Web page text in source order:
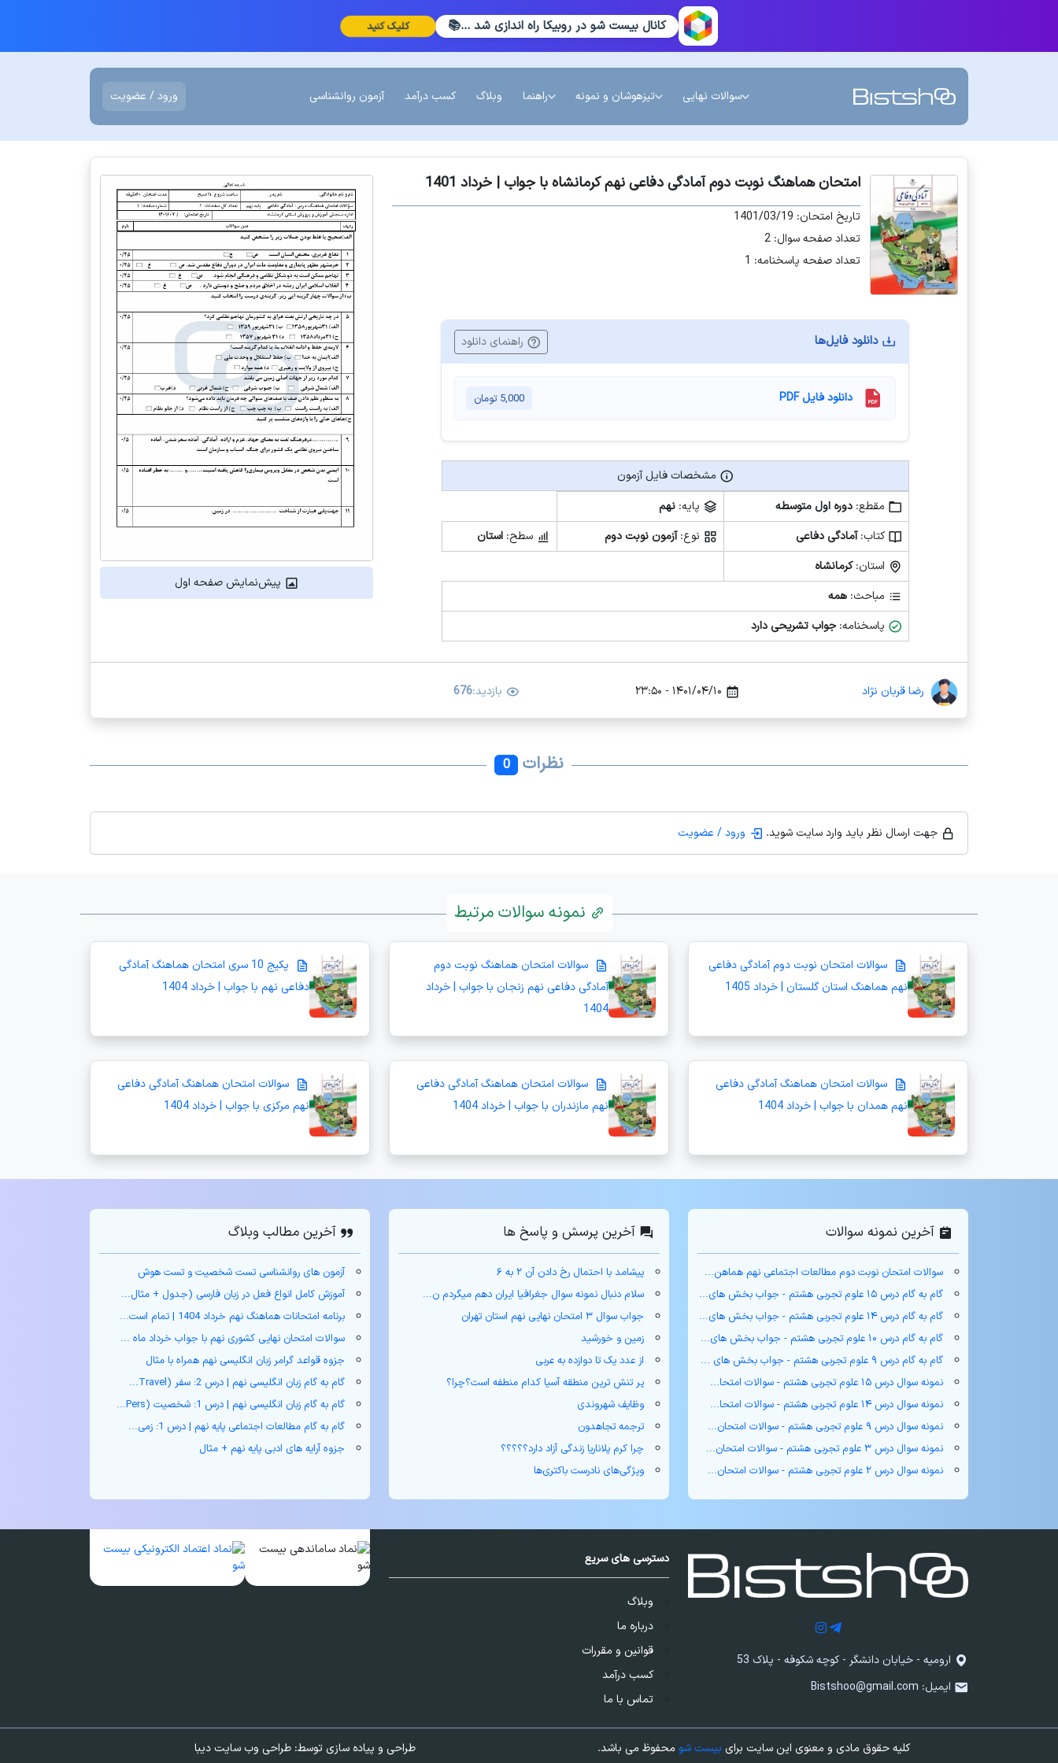
کانال بیست شو در روبیکا راه اندازی شد ...📚 کلیک کنید
سوالات نهایی تیزهوشان و نمونه راهنما وبلاگ کسب درآمد آزمون روانشناسی ورود / عضویت
امتحان هماهنگ نوبت دوم آمادگی دفاعی نهم کرمانشاه با جواب | خرداد 1401
تاریخ امتحان: 1401/03/19
تعداد صفحه سوال: 2
تعداد صفحه پاسخنامه: 1
دانلود فایل‌ها راهنمای دانلود
دانلود فایل PDF 5,000 تومان
مشخصات فایل آزمون
مشخصات فایل آزمون
مقطع: دوره اول متوسطه پایه: نهم
کتاب:آمادگی دفاعی نوع:آزمون نوبت دوم سطح: استان
استان:کرمانشاه
مباحث: همه
پاسخنامه: جواب تشریحی دارد
پیش‌نمایش صفحه اول
رضا قربان نژاد ۱۴۰۱/۰۴/۱۰ - ۲۳:۵۰ بازدید:676
نظرات 0
جهت ارسال نظر باید وارد سایت شوید. ورود / عضویت
نمونه سوالات مرتبط
سوالات امتحان نوبت دوم آمادگی دفاعی
نهم هماهنگ استان گلستان | خرداد 1405
سوالات امتحان هماهنگ نوبت دوم
آمادگی دفاعی نهم زنجان با جواب | خرداد
1404
پکیج 10 سری امتحان هماهنگ آمادگی
دفاعی نهم با جواب | خرداد 1404
سوالات امتحان هماهنگ آمادگی دفاعی
نهم همدان با جواب | خرداد 1404
سوالات امتحان هماهنگ آمادگی دفاعی
نهم مازندران با جواب | خرداد 1404
سوالات امتحان هماهنگ آمادگی دفاعی
نهم مرکزی با جواب | خرداد 1404
آخرین نمونه سوالات
سوالات امتحان نوبت دوم مطالعات اجتماعی نهم هماهن...
گام به گام درس ۱۵ علوم تجربی هشتم - جواب بخش های...
گام به گام درس ۱۴ علوم تجربی هشتم - جواب بخش های...
گام به گام درس ۱۰ علوم تجربی هشتم - جواب بخش های...
گام به گام درس ۹ علوم تجربی هشتم - جواب بخش های ...
نمونه سوال درس ۱۵ علوم تجربی هشتم - سوالات امتحا...
نمونه سوال درس ۱۴ علوم تجربی هشتم - سوالات امتحا...
نمونه سوال درس ۹ علوم تجربی هشتم - سوالات امتحان...
نمونه سوال درس ۳ علوم تجربی هشتم - سوالات امتحان...
نمونه سوال درس ۲ علوم تجربی هشتم - سوالات امتحان...
آخرین پرسش و پاسخ ها
پیشامد با احتمال رخ دادن آن ۲ به ۶
سلام دنبال نمونه سوال جغرافیا ایران دهم میگردم ن...
جواب سوال ۳ امتحان نهایی نهم استان تهران
زمین و خورشید
از عدد یک تا دوازده به عربی
پر تنش ترین منطقه آسیا کدام منطفه است؟چرا؟
وظایف شهروندی
ترجمه تجاهدون
چرا کرم پلاناریا زندگی آزاد دارد؟؟؟؟؟
ویژگی‌های نادرست باکتری‌ها
آخرین مطالب وبلاگ
آزمون های روانشناسی تست شخصیت و تست هوش
آموزش کامل انواع فعل در زبان فارسی (جدول + مثال‌...
برنامه امتحانات هماهنگ نهم خرداد 1404 | تمام است...
سوالات امتحان نهایی کشوری نهم با جواب خرداد ماه ...
جزوه قواعد گرامر زبان انگلیسی نهم همراه با مثال
گام به گام زبان انگلیسی نهم | درس 2: سفر (Travel...
گام به گام زبان انگلیسی نهم | درس 1: شخصیت (Pers...
گام به گام مطالعات اجتماعی پایه نهم | درس 1: زمی...
جزوه آرایه های ادبی پایه نهم + مثال
ارومیه - خیابان دانشگر - کوچه شکوفه - پلاک 53
ایمیل: Bistshoo@gmail.com
دسترسی های سریع
وبلاگ
درباره ما
قوانین و مقررات
کسب درآمد
تماس با ما
کلیه حقوق مادی و معنوی این سایت برای بیست شو محفوظ می باشد. طراحی و پیاده سازی توسط:طراحی وب سایت دیبا